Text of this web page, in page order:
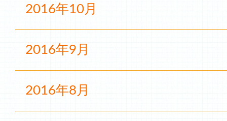
2016年10月
2016年9月
2016年8月